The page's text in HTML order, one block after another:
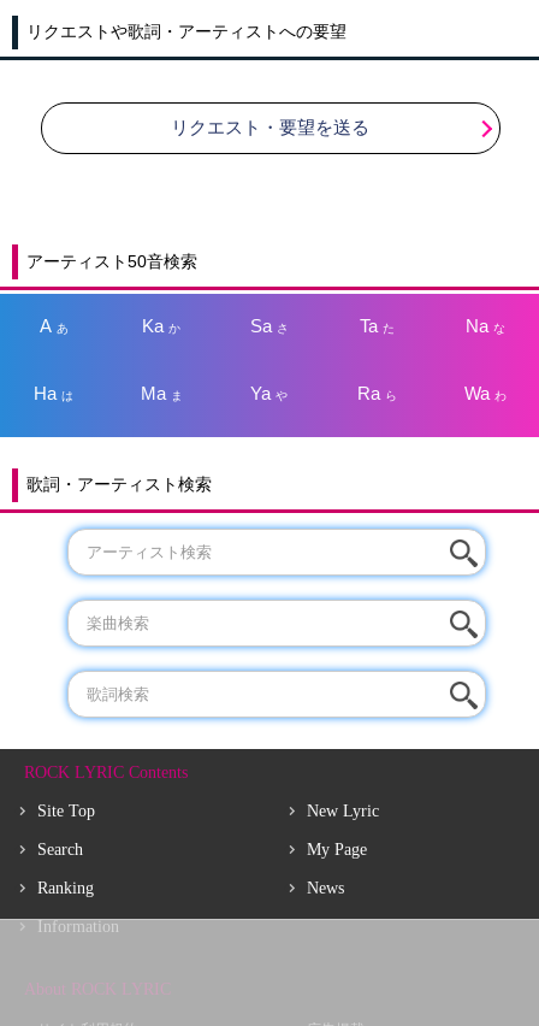
リクエストや歌詞・アーティストへの要望
リクエスト・要望を送る
アーティスト50音検索
A あ Kaか Sa さ Taた Na な
Haは Ma ま Yaや Ra ら Wa わ
歌詞・アーティスト検索
ROCK LYRIC Contents
Site Top
Search
Ranking
Information
New Lyric
My Page
News
About ROCK LYRIC